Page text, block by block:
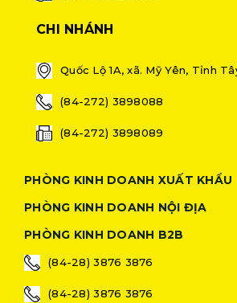
CHI NHÁNH
Quốc Lộ 1A, xã. Mỹ Yên, Tỉnh
(84-272) 3898088
(84-272) 3898089
PHÒNG KINH DOANH XUẤT KHẨU
PHÒNG KINH DOANH NỘI ĐỊA
PHÒNG KINH DOANH B2B
(84-28) 3876 3876
(84-28) 3876 3876